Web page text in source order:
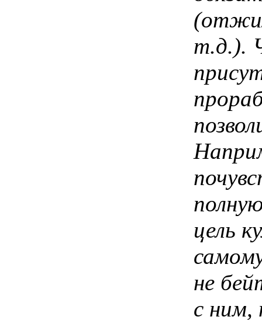
т.д.).
цель
не
с ним,